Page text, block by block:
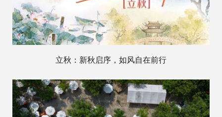
立秋：新秋启序，如风自在前行